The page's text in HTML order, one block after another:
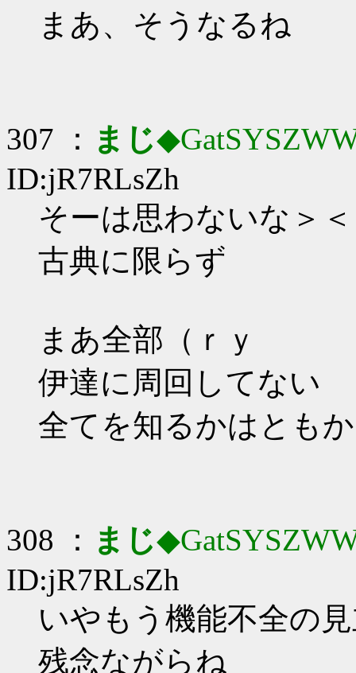
まあ、そうなるね
307 ： まじ
ID:jR7RLsZh
そーは思わないな＞＜
古典に限らず
まあ全部（ｒｙ
伊達に周回してない
全てを知るかはとも
308 ： まじ
ID:jR7RLsZh
いやもう機能不全の
残念ながらね